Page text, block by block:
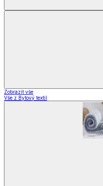
Zobrazit vše
Vše z Bytový textil